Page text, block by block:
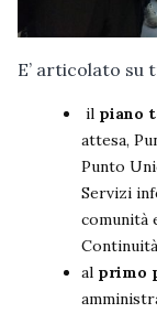
E’ articolato su
il piano
attesa,
Punto
Servizi
comunità
al primo